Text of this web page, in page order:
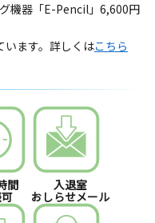
機器「E-Pencil」6,600円
ます。詳しくはこちら
間 入退室
おしらせメール